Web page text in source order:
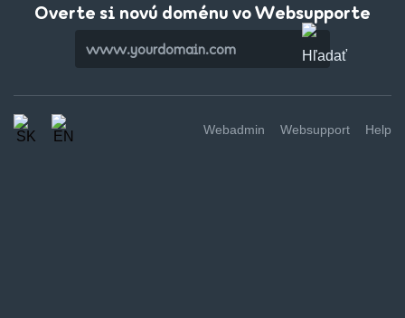
Overte si novú doménu vo Websupporte
Webadmin Websupport Help